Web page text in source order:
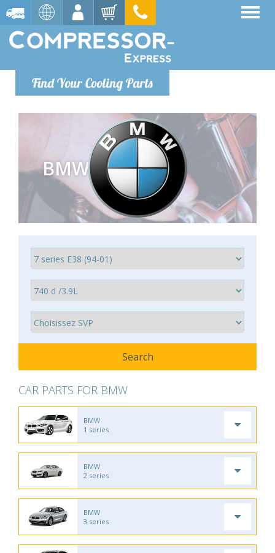
Find Your Cooling Parts
BMW
CAR PARTS FOR BMW
BMW
1 series
BMW
2 series
BMW
3 series